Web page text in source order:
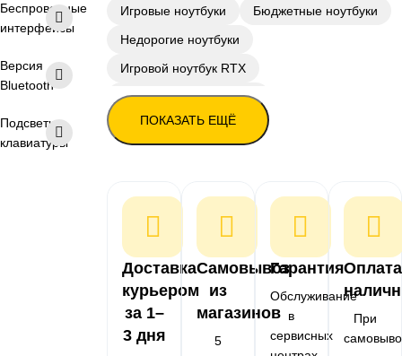
Беспроводные
интерфейсы
Версия
Bluetooth
Подсветка
клавиатуры
Игровые ноутбуки
Бюджетные ноутбуки
Недорогие ноутбуки
Игровой ноутбук RTX
Ноутбуки с SSD 256 ГБ
Ноутбуки с SSD 512 ГБ
Ноутбуки с антибликовым экраном
Ноутбуки с матовым экраном
ПОКАЗАТЬ ЕЩЁ
Доставка
курьером
за 1–
3 дня
Самовывоз
из
магазинов
5
Гарантия
Обслуживание
в
сервисных
Оплата
При